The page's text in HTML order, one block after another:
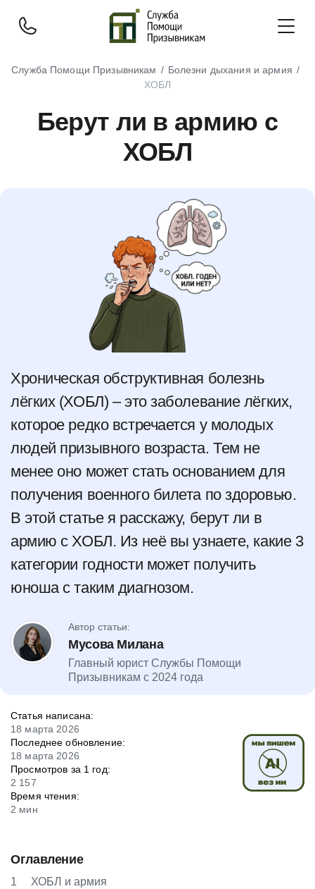
Служба Помощи Призывникам
Болезни дыхания и армия
ХОБЛ
Берут ли в армию с
ХОБЛ
Хроническая обструктивная болезнь
лёгких (ХОБЛ) – это заболевание лёгких,
которое редко встречается у молодых
людей призывного возраста. Тем не
менее оно может стать основанием для
получения военного билета по здоровью.
В этой статье я расскажу, берут ли в
армию с ХОБЛ. Из неё вы узнаете, какие 3
категории годности может получить
юноша с таким диагнозом.
Автор статьи:
Мусова Милана
Главный юрист Службы Помощи
Призывникам с 2024 года
Статья написана:
18 марта 2026
Последнее обновление:
18 марта 2026
Просмотров за 1 год:
2 157
Время чтения:
2 мин
Оглавление
1
ХОБЛ и армия